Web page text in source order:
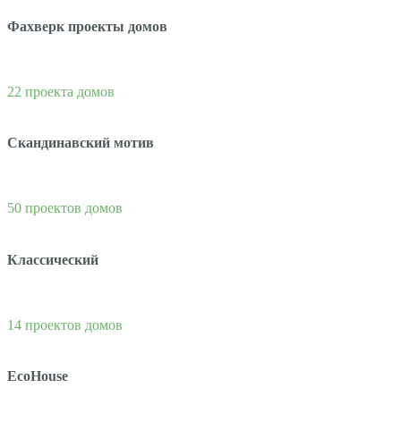
Фахверк проекты домов
22 проекта домов
Скандинавский мотив
50 проектов домов
Классический
14 проектов домов
EcoHouse